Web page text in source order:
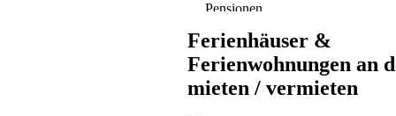
Pensionen
Bauernhöfe
Ferienhöfe
Ferienhäuser &
Ferienwohnungen an
mieten / vermieten